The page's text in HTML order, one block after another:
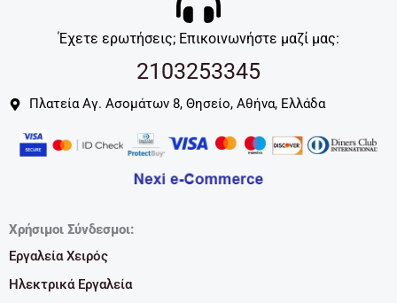
Έχετε ερωτήσεις; Επικοινωνήστε μαζί μας:
2103253345
Πλατεία Αγ. Ασομάτων 8, Θησείο, Αθήνα, Ελλάδα
Χρήσιμοι Σύνδεσμοι:
Εργαλεία Χειρός
Ηλεκτρικά Εργαλεία